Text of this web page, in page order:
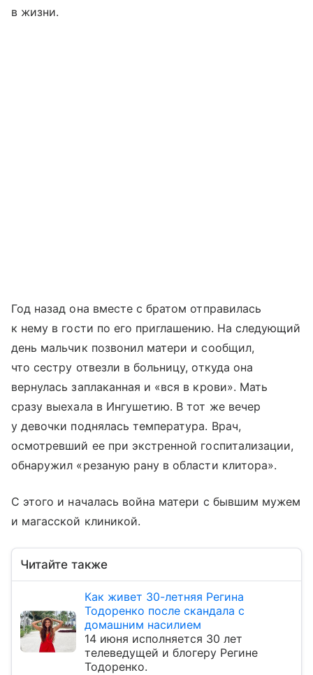
в жизни.
Год назад она вместе с братом отправилась
к нему в гости по его приглашению. На следующий
день мальчик позвонил матери и сообщил,
что сестру отвезли в больницу, откуда она
вернулась заплаканная и «вся в крови». Мать
сразу выехала в Ингушетию. В тот же вечер
у девочки поднялась температура. Врач,
осмотревший ее при экстренной госпитализации,
обнаружил «резаную рану в области клитора».
С этого и началась война матери с бывшим мужем
и магасской клиникой.
Читайте также
Как живет 30-летняя Регина
Тодоренко после скандала с
домашним насилием
14 июня исполняется 30 лет
телеведущей и блогеру Регине
Тодоренко.